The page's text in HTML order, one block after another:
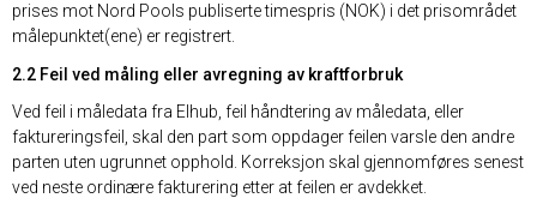
prises mot Nord Pools publiserte timespris (NOK) i det prisområdet
målepunktet(ene) er registrert.
2.2 Feil ved måling eller avregning av kraftforbruk
Ved feil i måledata fra Elhub, feil håndtering av måledata, eller
faktureringsfeil, skal den part som oppdager feilen varsle den andre
parten uten ugrunnet opphold. Korreksjon skal gjennomføres senest
ved neste ordinære fakturering etter at feilen er avdekket.